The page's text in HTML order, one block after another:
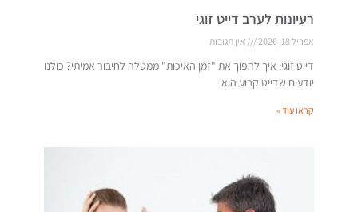
רעיונות לערב דייט זוגי
אפריל 18, 2026 אין תגובות
דייט זוגי: איך להפוך את "זמן האיכות" ממטלה לחיבור אמיתי? כולנו
יודעים שדייט קבוע הוא
קראו עוד »